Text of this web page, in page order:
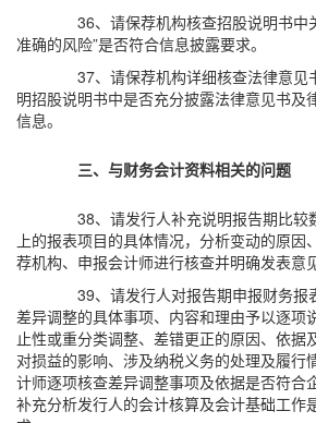
36、请保荐机构核查招股说明书中
准确的风险”是否符合信息披露要求。
37、请保荐机构详细核查法律意见
明招股说明书中是否充分披露法律意见书及
信息。
三、与财务会计资料相关的问题
38、请发行人补充说明报告期比较
上的报表项目的具体情况，分析变动的原因
荐机构、申报会计师进行核查并明确发表意见
39、请发行人对报告期申报财务报
差异调整的具体事项、内容和理由予以逐项
止性或重分类调整、差错更正的原因、依据
对损益的影响、涉及纳税义务的处理及履行
计师逐项核查差异调整事项及依据是否符合
补充分析发行人的会计核算及会计基础工作